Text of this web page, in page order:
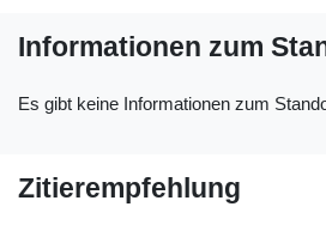
Informationen zum
Es gibt keine Informationen zum
Zitierempfehlung